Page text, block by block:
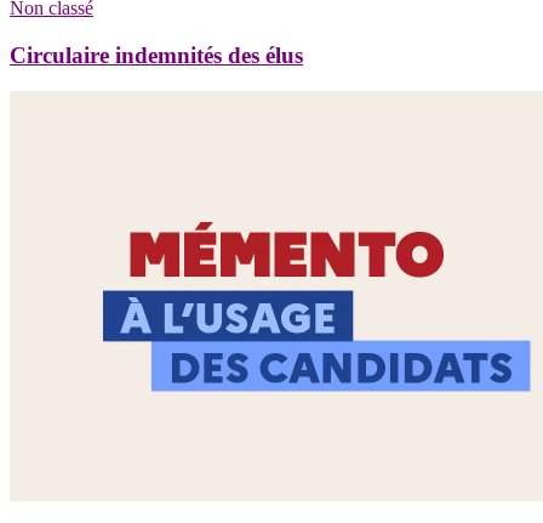
Non classé
Circulaire indemnités des élus